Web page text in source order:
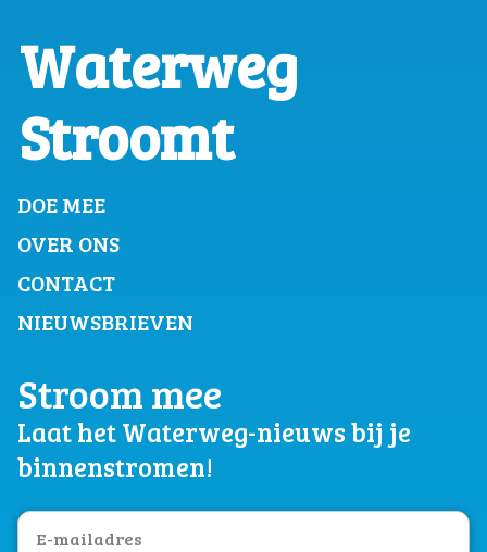
Waterweg
Stroomt
DOE MEE
OVER ONS
CONTACT
NIEUWSBRIEVEN
Stroom mee
Laat het Waterweg-nieuws bij je
binnenstromen!